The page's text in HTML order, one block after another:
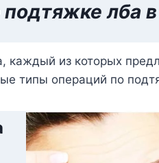
лба
каждый из которых
типы операций по